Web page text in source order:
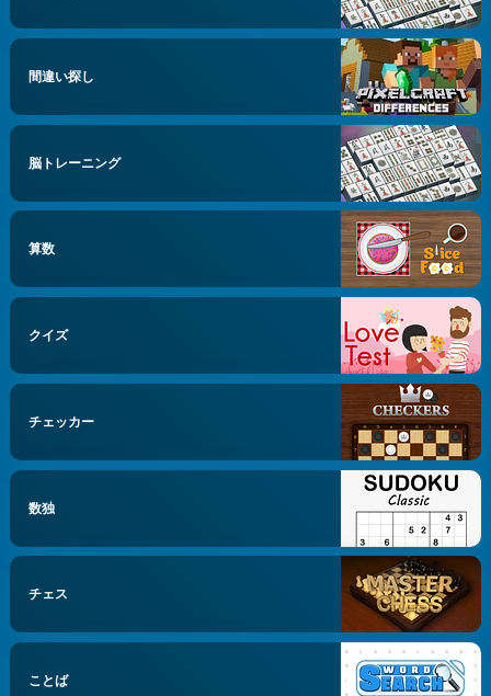
間違い探し
脳トレーニング
算数
クイズ
チェッカー
数独
チェス
ことば